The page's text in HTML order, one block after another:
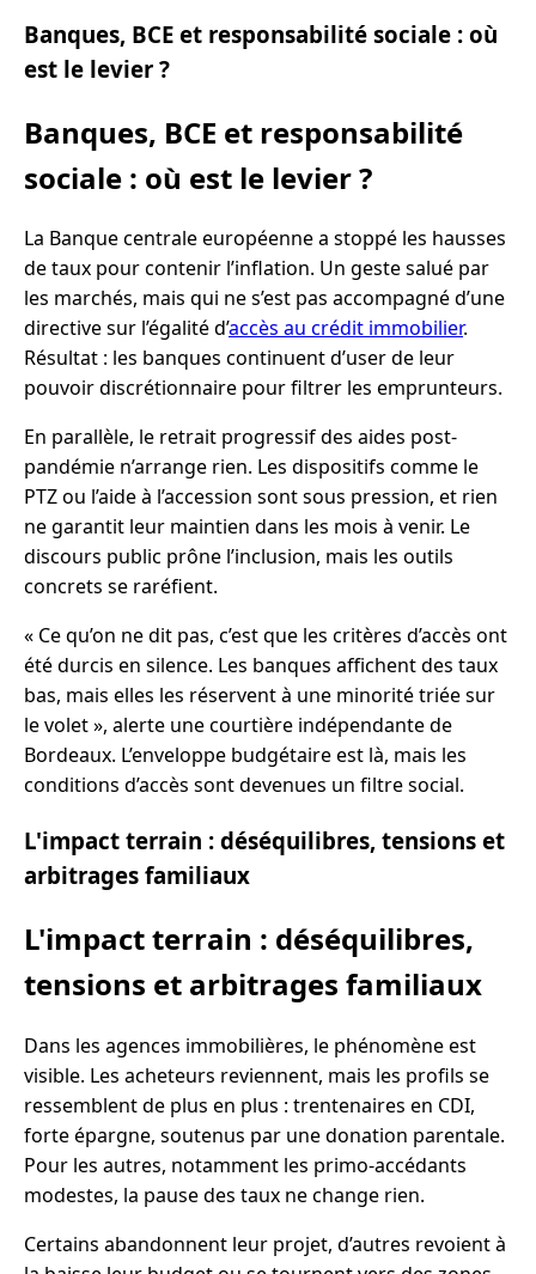
Banques, BCE et responsabilité sociale : où
est le levier ?
Banques, BCE et responsabilité
sociale : où est le levier ?
La Banque centrale européenne a stoppé les hausses
de taux pour contenir l’inflation. Un geste salué par
les marchés, mais qui ne s’est pas accompagné d’une
directive sur l’égalité d’accès au crédit immobilier.
Résultat : les banques continuent d’user de leur
pouvoir discrétionnaire pour filtrer les emprunteurs.
En parallèle, le retrait progressif des aides post-
pandémie n’arrange rien. Les dispositifs comme le
PTZ ou l’aide à l’accession sont sous pression, et rien
ne garantit leur maintien dans les mois à venir. Le
discours public prône l’inclusion, mais les outils
concrets se raréfient.
« Ce qu’on ne dit pas, c’est que les critères d’accès ont
été durcis en silence. Les banques affichent des taux
bas, mais elles les réservent à une minorité triée sur
le volet », alerte une courtière indépendante de
Bordeaux. L’enveloppe budgétaire est là, mais les
conditions d’accès sont devenues un filtre social.
L'impact terrain : déséquilibres, tensions et
arbitrages familiaux
L'impact terrain : déséquilibres,
tensions et arbitrages familiaux
Dans les agences immobilières, le phénomène est
visible. Les acheteurs reviennent, mais les profils se
ressemblent de plus en plus : trentenaires en CDI,
forte épargne, soutenus par une donation parentale.
Pour les autres, notamment les primo-accédants
modestes, la pause des taux ne change rien.
Certains abandonnent leur projet, d’autres revoient à